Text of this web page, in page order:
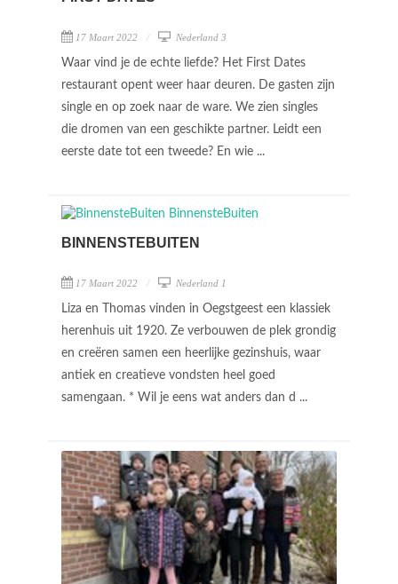
17 Maart 2022 Nederland 3
Waar vind je de echte liefde? Het First Dates
restaurant opent weer haar deuren. De gasten zijn
single en op zoek naar de ware. We zien singles
die dromen van een geschikte partner. Leidt een
eerste date tot een tweede? En wie ...
BINNENSTEBUITEN
17 Maart 2022 Nederland 1
Liza en Thomas vinden in Oegstgeest een klassiek
herenhuis uit 1920. Ze verbouwen de plek grondig
en creëren samen een heerlijke gezinshuis, waar
antiek en creatieve vondsten heel goed
samengaan. * Wil je eens wat anders dan d ...